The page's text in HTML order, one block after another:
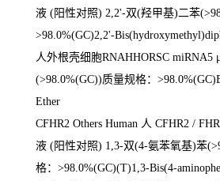
液 (阳性对照) 2,2'-双(羟甲基) 二苯
>98.0%(GC)2,2'-
人外根壳细胞RNAHHORSC miRNA5
(>98.0%(GC))质量规格：
Ether
CFHR2 Others Human 人 CFHR2 /
液 (阳性对照) 1,3-双(4-氨苯氧基)苯
格： >98.0%(GC)(T)1,3-Bis(4-